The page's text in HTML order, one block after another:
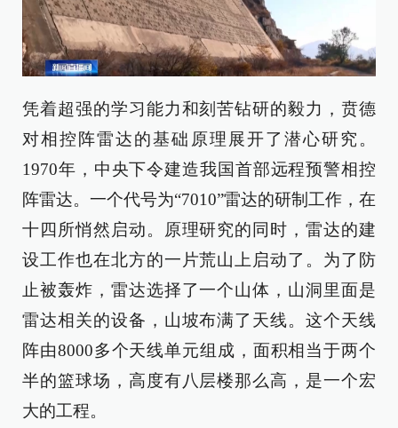
凭着超强的学习能力和刻苦钻研的毅力，贲德
对相控阵雷达的基础原理展开了潜心研究。
1970年，中央下令建造我国首部远程预警相控
阵雷达。一个代号为“7010”雷达的研制工作，在
十四所悄然启动。原理研究的同时，雷达的建
设工作也在北方的一片荒山上启动了。为了防
止被轰炸，雷达选择了一个山体，山洞里面是
雷达相关的设备，山坡布满了天线。这个天线
阵由8000多个天线单元组成，面积相当于两个
半的篮球场，高度有八层楼那么高，是一个宏
大的工程。